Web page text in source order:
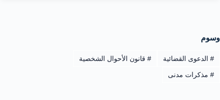
وسوم
#الدعوى القضائية #قانون الأحوال الشخصية
#مذكرات مدنى